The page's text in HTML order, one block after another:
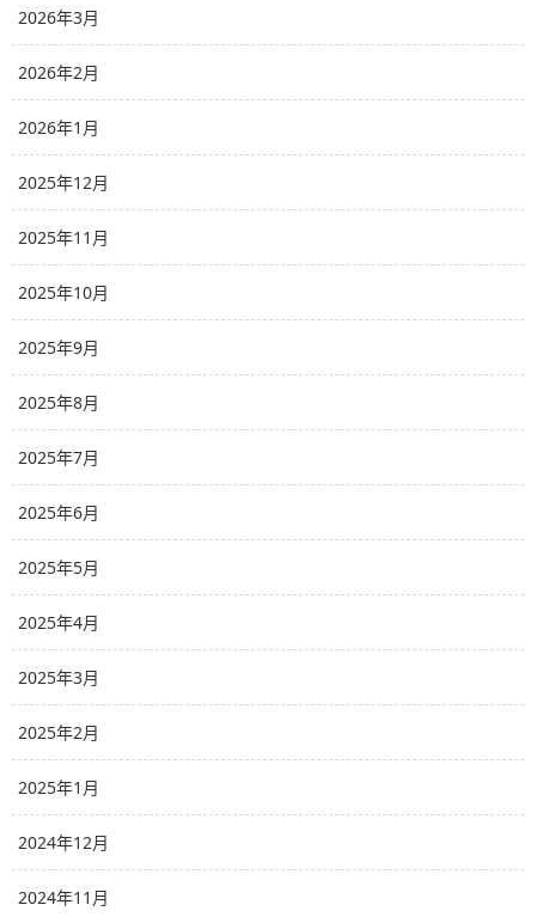
2026年3月
2026年2月
2026年1月
2025年12月
2025年11月
2025年10月
2025年9月
2025年8月
2025年7月
2025年6月
2025年5月
2025年4月
2025年3月
2025年2月
2025年1月
2024年12月
2024年11月